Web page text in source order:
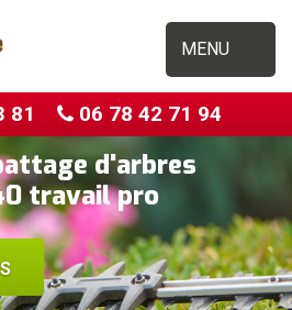
MENU
81 06 78 42 71 94
d'arbres
travail pro